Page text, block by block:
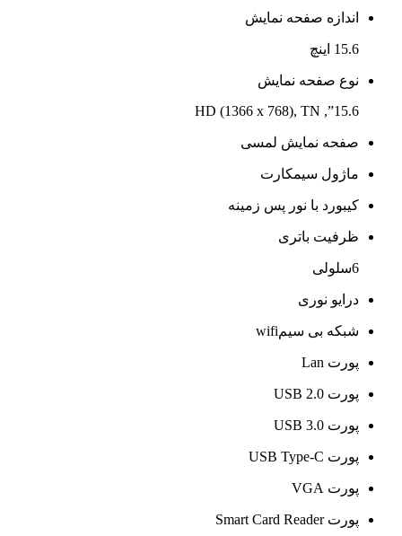
اندازه صفحه نمایش
15.6 اینچ
نوع صفحه نمایش
15.6”, HD (1366 x 768), TN
صفحه نمایش لمسی
ماژول سیمکارت
کیبورد با نور پس زمینه
ظرفیت باتری
6سلولی
درایو نوری
شبکه بی سیمwifi
پورت Lan
پورت USB 2.0
پورت USB 3.0
پورت USB Type-C
پورت VGA
پورت Smart Card Reader